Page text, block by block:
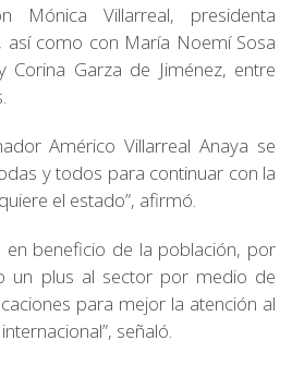
Mónica Villarreal, presidenta
así como con María Noemí Sosa
Corina Garza de Jiménez, entre
Américo Villarreal Anaya se
y todos para continuar con la
el estado”, afirmó.
en beneficio de la población, por
un plus al sector por medio de
para mejor la atención al
señaló.